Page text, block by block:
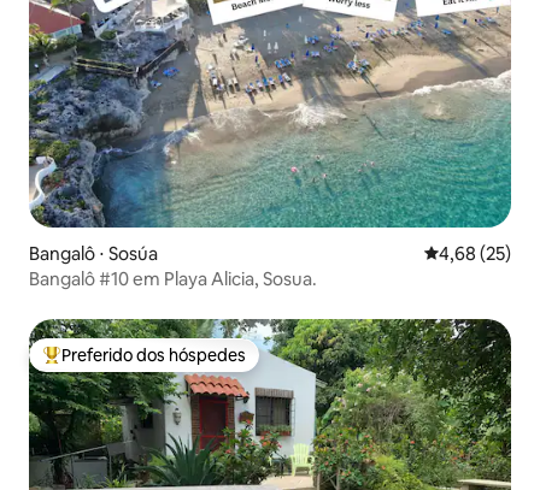
Bangalô ⋅ Sosúa 4,68 de uma
4,68 (25)
Bangalô #10 em Playa Alicia, Sosua.
Entre os melhores preferidos dos hóspedes
Preferido dos hóspedes